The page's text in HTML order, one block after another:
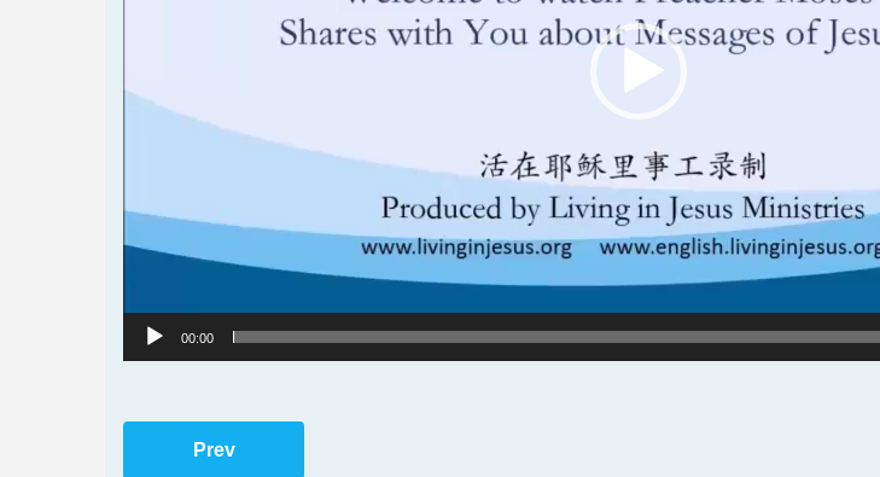
00:00
Prev